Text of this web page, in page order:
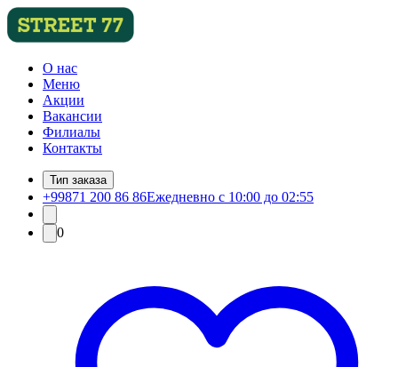
О нас
Меню
Акции
Вакансии
Филиалы
Контакты
Тип заказа
+99871 200 86 86Ежедневно с 10:00 до 02:55
0